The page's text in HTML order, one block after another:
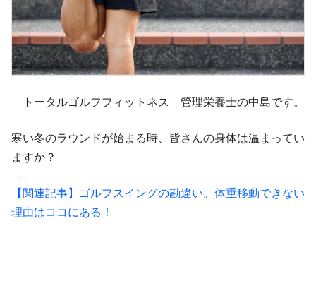
トータルゴルフフィットネス 管理栄養士の中島です。
寒い冬のラウンドが始まる時、皆さんの身体は温まってい
ますか？
【関連記事】ゴルフスイングの勘違い。体重移動できない
理由はココにある！